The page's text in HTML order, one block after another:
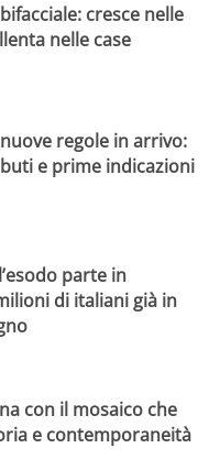
cresce nelle
nelle case
regole in arrivo:
e prime indicazioni
parte in
di italiani già in
con il mosaico che
e contemporaneità